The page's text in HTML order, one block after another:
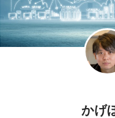
かげ